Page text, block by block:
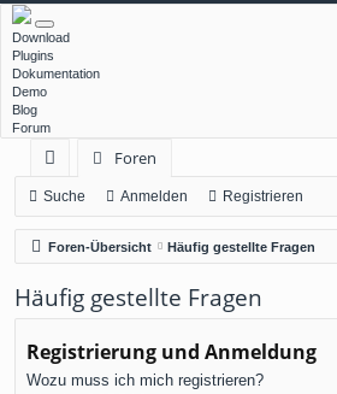
Download
Plugins
Dokumentation
Demo
Blog
Forum
ch
ne
llz
ug
rif
f
Foren
Suche Anmelden Registrieren
Foren-Übersicht Häufig gestellte Fragen
Häufig gestellte Fragen
Registrierung und Anmeldung
Wozu muss ich mich registrieren?